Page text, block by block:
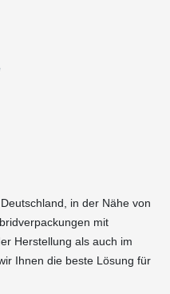
in der Nähe von
mit
Herstellung als auch im
Ihnen die beste Lösung für